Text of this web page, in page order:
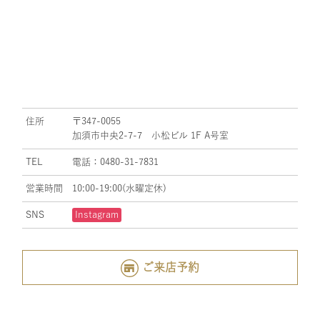
住所
〒347-0055
加須市中央2-7-7 小松ビル 1F A号室
TEL 電話：0480-31-7831
営業時間 10:00-19:00(水曜定休)
SNS Instagram
ご来店予約